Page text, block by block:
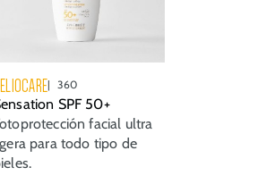
360
SPF 50+
facial ultra
para todo tipo de